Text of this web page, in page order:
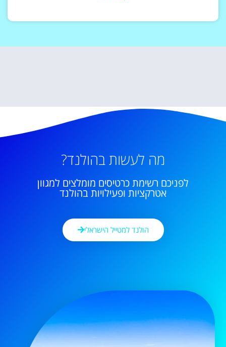
מה לעשות בהולנד?
לפניכם רשימת כרטיסים מומלצים למגוון
אטרקציות ופעילויות בהולנד
הולנד למטייל הישראלי